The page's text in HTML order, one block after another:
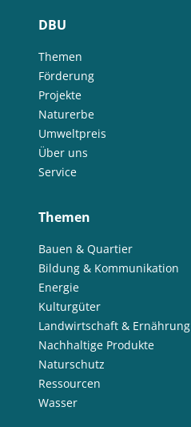
DBU
Themen
Förderung
Projekte
Naturerbe
Umweltpreis
Über uns
Service
Themen
Bauen & Quartier
Bildung & Kommunikation
Energie
Kulturgüter
Landwirtschaft & Ernährung
Nachhaltige Produkte
Naturschutz
Ressourcen
Wasser